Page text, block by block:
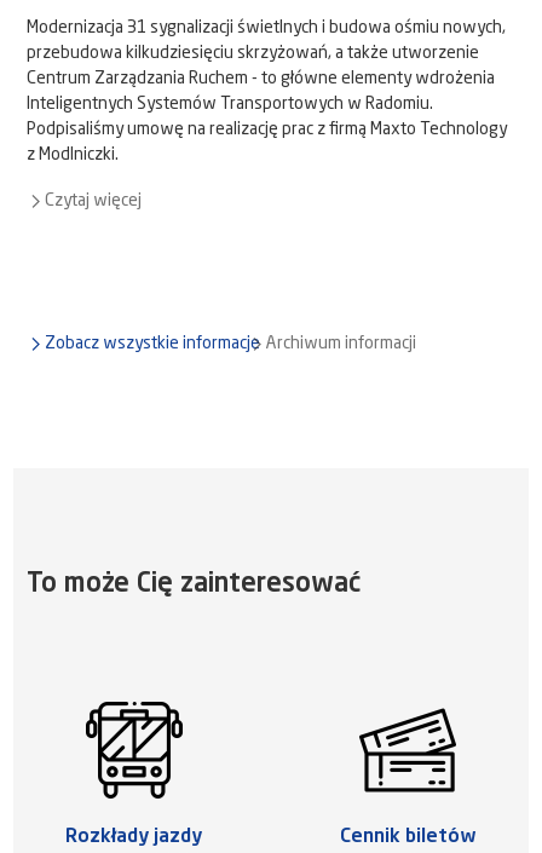
Modernizacja 31 sygnalizacji świetlnych i budowa ośmiu nowych,
przebudowa kilkudziesięciu skrzyżowań, a także utworzenie
Centrum Zarządzania Ruchem - to główne elementy wdrożenia
Inteligentnych Systemów Transportowych w Radomiu.
Podpisaliśmy umowę na realizację prac z firmą Maxto Technology
z Modlniczki.
Czytaj więcej
Zobacz wszystkie informacje Archiwum informacji
To może Cię zainteresować
Rozkłady jazdy Cennik biletów